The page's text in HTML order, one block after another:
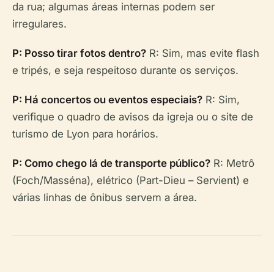
da rua; algumas áreas internas podem ser
irregulares.
P: Posso tirar fotos dentro? R: Sim, mas evite flash
e tripés, e seja respeitoso durante os serviços.
P: Há concertos ou eventos especiais? R: Sim,
verifique o quadro de avisos da igreja ou o site de
turismo de Lyon para horários.
P: Como chego lá de transporte público? R: Metrô
(Foch/Masséna), elétrico (Part-Dieu – Servient) e
várias linhas de ônibus servem a área.